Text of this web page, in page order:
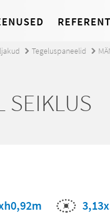
Tegeluspaneelid
SEIKLUS